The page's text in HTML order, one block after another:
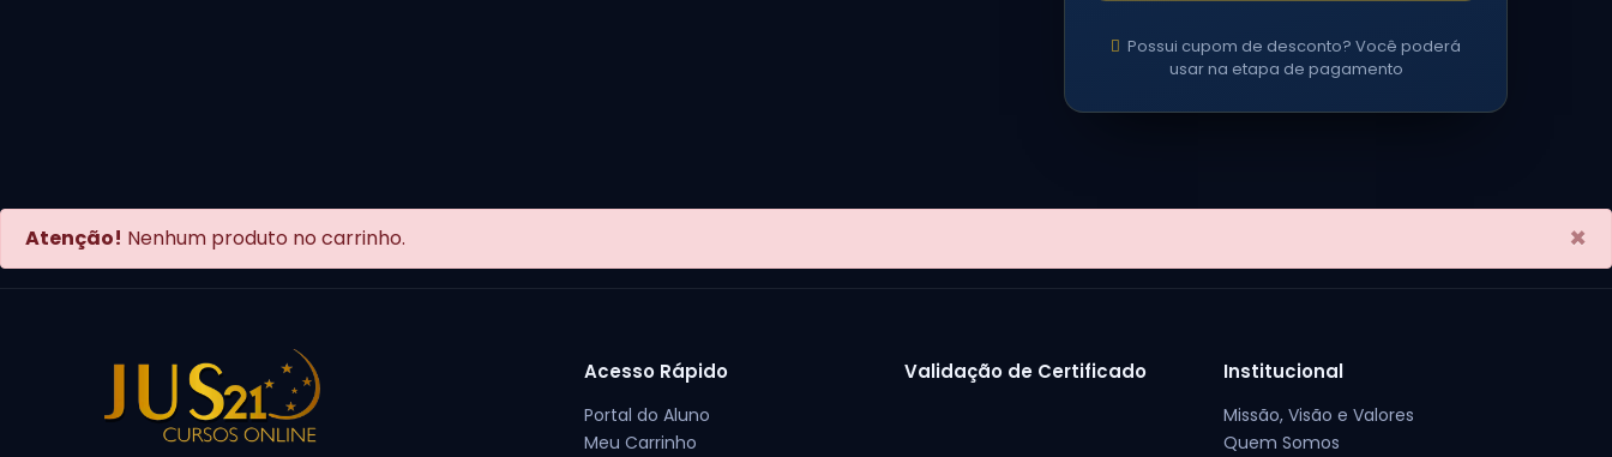
Possui cupom de desconto? Você poderá
usar na etapa de pagamento
×
Atenção! Nenhum produto no carrinho.
Acesso Rápido
Portal do Aluno
Meu Carrinho
Validação de Certificado Institucional
Missão, Visão e Valores
Quem Somos